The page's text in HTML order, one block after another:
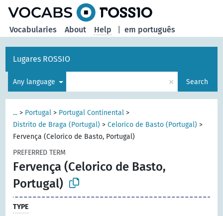
em português
Vocabularies About Help
Lugares ROSSIO
Any language × Search
... > Portugal > Portugal Continental >
Distrito de Braga (Portugal) >Celorico de Basto (Portugal) >
Fervença (Celorico de Basto, Portugal)
PREFERRED TERM
Fervença (Celorico de Basto,
Portugal)
TYPE